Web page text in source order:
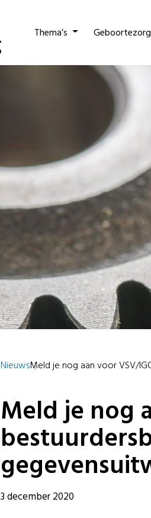
Thema’s
NieuwsMeld je nog aan voor VSV/
Meld je nog
3 december 2020